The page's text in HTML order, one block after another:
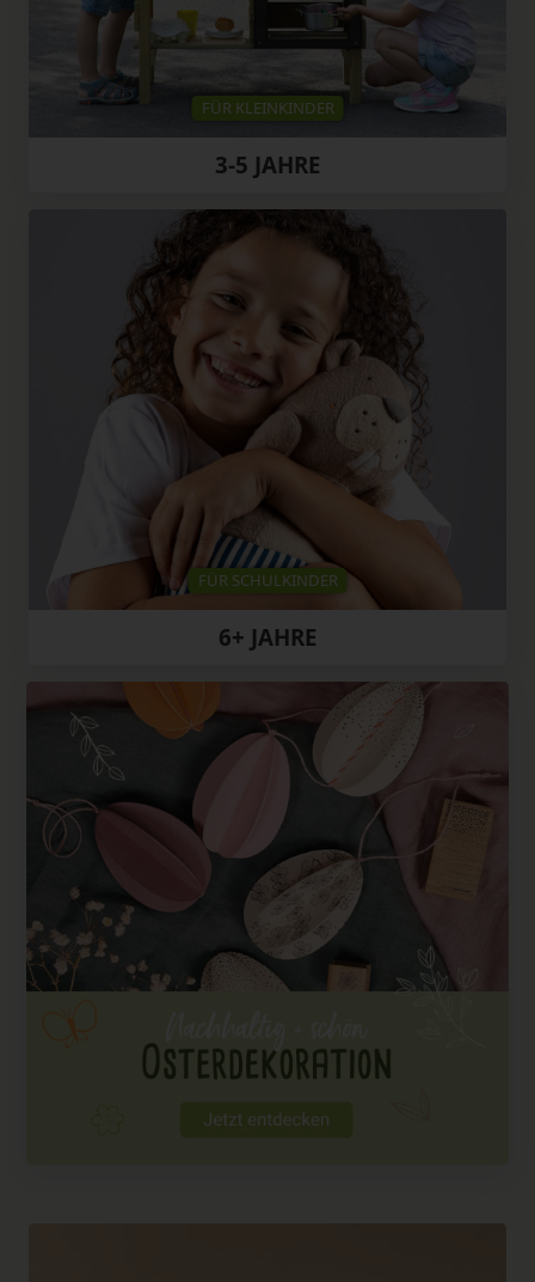
FÜR KLEINKINDER
3-5 JAHRE
FÜR SCHULKINDER
6+ JAHRE